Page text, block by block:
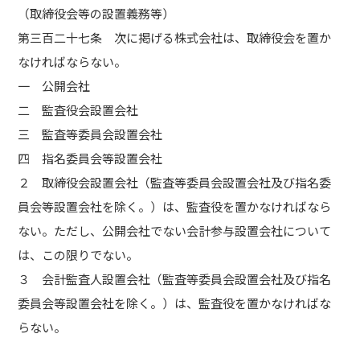
（取締役会等の設置義務等）
第三百二十七条 次に掲げる株式会社は、取締役会を置か
なければならない。
一 公開会社
二 監査役会設置会社
三 監査等委員会設置会社
四 指名委員会等設置会社
２ 取締役会設置会社（監査等委員会設置会社及び指名委
員会等設置会社を除く。）は、監査役を置かなければなら
ない。ただし、公開会社でない会計参与設置会社について
は、この限りでない。
３ 会計監査人設置会社（監査等委員会設置会社及び指名
委員会等設置会社を除く。）は、監査役を置かなければな
らない。